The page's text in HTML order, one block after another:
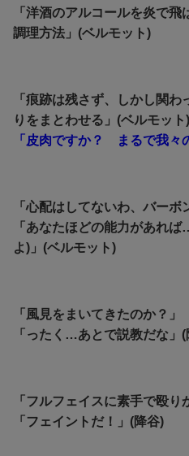
「洋酒のアルコールを炎で
調理方法」(ベルモット)
「痕跡は残さず、しかし関
りをまとわせる」(ベルモット)
「皮肉ですか？ まるで我々
「心配はしてないわ、バーボ
「あなたほどの能力があれ
よ)」(ベルモット)
「風見をまいてきたのか？」
「ったく…あとで説教だな」(
「フルフェイスに素手で殴り
「フェイントだ！」(降谷)